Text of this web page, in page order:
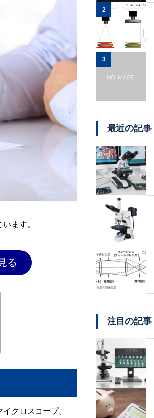
ます。
る
クロスコープ。
2
3
最近の記事
注目の記事